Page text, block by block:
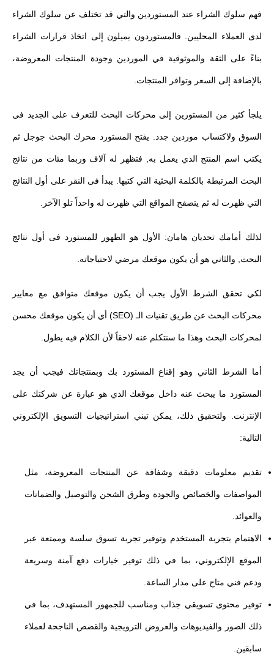
فهم سلوك الشراء عند المستوردين والتي قد تختلف عن سلوك الشراء
لدى العملاء المحليين. فالمستوردون يميلون إلى اتخاذ قرارات الشراء
بناءً على الثقة والموثوقية في الموردين وجودة المنتجات المعروضة،
بالإضافة إلى السعر وتوافر المنتجات.
يلجأ كثير من المستورين إلى محركات البحث للتعرف على الجديد فى
السوق ولاكتساب موردين جدد. يفتح المستورد محرك البحث جوجل ثم
يكتب اسم المنتج الذي يعمل به, فتظهر له آلاف وربما مئات من نتائج
البحث المرتبطة بالكلمة البحثية التي كتبها. يبدأ فى النقر على أول النتائج
التي ظهرت له ثم يتصفح المواقع التي ظهرت له واحداً تلو الآخر.
لذلك أمامك تحديان هامان: الأول هو الظهور للمستورد فى أول نتائج
البحث, والثاني هو أن يكون موقعك مرضي لاحتياجاته.
لكي تحقق الشرط الأول يجب أن يكون موقعك متوافق مع معايير
محركات البحث عن طريق تقنيات الـ (SEO) أي أن يكون موقعك محسن
لمحركات البحث وهذا ما سنتكلم عنه لاحقاً لأن الكلام فيه يطول.
أما الشرط الثاني وهو إقناع المستورد بك وبمنتجاتك فيجب أن يجد
المستورد ما يبحث عنه داخل موقعك الذي هو عبارة عن شركتك على
الإنترنت. ولتحقيق ذلك، يمكن تبني استراتيجيات التسويق الإلكتروني
التالية:
تقديم معلومات دقيقة وشفافة عن المنتجات المعروضة، مثل
المواصفات والخصائص والجودة وطرق الشحن والتوصيل والضمانات
والعوائد.
الاهتمام بتجربة المستخدم وتوفير تجربة تسوق سلسة وممتعة عبر
الموقع الإلكتروني، بما في ذلك توفير خيارات دفع آمنة وسريعة
ودعم فني متاح على مدار الساعة.
توفير محتوى تسويقي جذاب ومناسب للجمهور المستهدف، بما في
ذلك الصور والفيديوهات والعروض الترويجية والقصص الناجحة لعملاء
سابقين.